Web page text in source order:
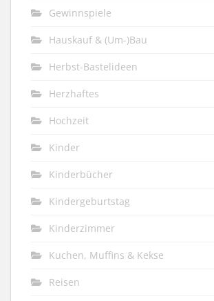
Gewinnspiele
Hauskauf & (Um-)Bau
Herbst-Bastelideen
Herzhaftes
Hochzeit
Kinder
Kinderbücher
Kindergeburtstag
Kinderzimmer
Kuchen, Muffins & Kekse
Reisen